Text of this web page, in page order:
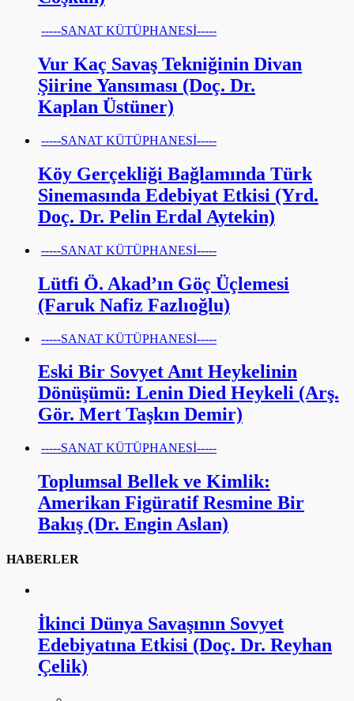
-----SANAT KÜTÜPHANESİ-----
Vur Kaç Savaş Tekniğinin Divan
Şiirine Yansıması (Doç. Dr.
Kaplan Üstüner)
-----SANAT KÜTÜPHANESİ-----
Köy Gerçekliği Bağlamında Türk
Sinemasında Edebiyat Etkisi (Yrd.
Doç. Dr. Pelin Erdal Aytekin)
-----SANAT KÜTÜPHANESİ-----
Lütfi Ö. Akad’ın Göç Üçlemesi
(Faruk Nafiz Fazlıoğlu)
-----SANAT KÜTÜPHANESİ-----
Eski Bir Sovyet Anıt Heykelinin
Dönüşümü: Lenin Died Heykeli (Arş.
Gör. Mert Taşkın Demir)
-----SANAT KÜTÜPHANESİ-----
Toplumsal Bellek ve Kimlik:
Amerikan Figüratif Resmine Bir
Bakış (Dr. Engin Aslan)
HABERLER
İkinci Dünya Savaşının Sovyet
Edebiyatına Etkisi (Doç. Dr. Reyhan
Çelik)